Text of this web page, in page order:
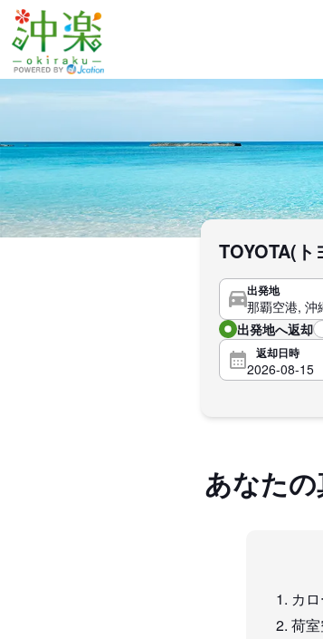
TOYOTA(
出発地
出発地へ返却
返却日時
あなた
カ
荷